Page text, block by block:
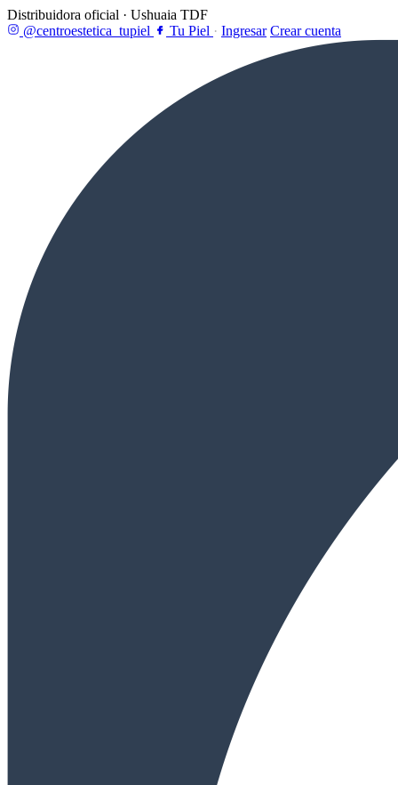
Distribuidora oficial · Ushuaia TDF
@centroestetica_tupiel
Tu Piel · Ingresar Crear cuenta